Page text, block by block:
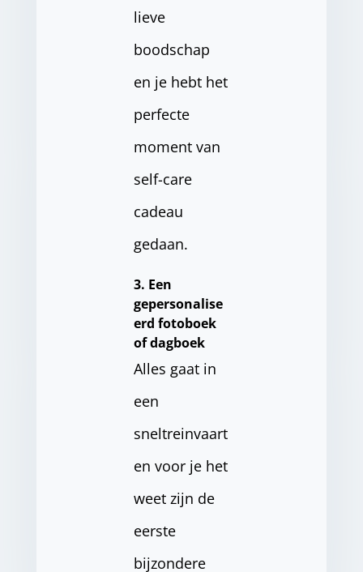
lieve
boodschap
en je hebt het
perfecte
moment van
self-care
cadeau
gedaan.
3. Een
gepersonalise
erd fotoboek
of dagboek
Alles gaat in
een
sneltreinvaart
en voor je het
weet zijn de
eerste
bijzondere